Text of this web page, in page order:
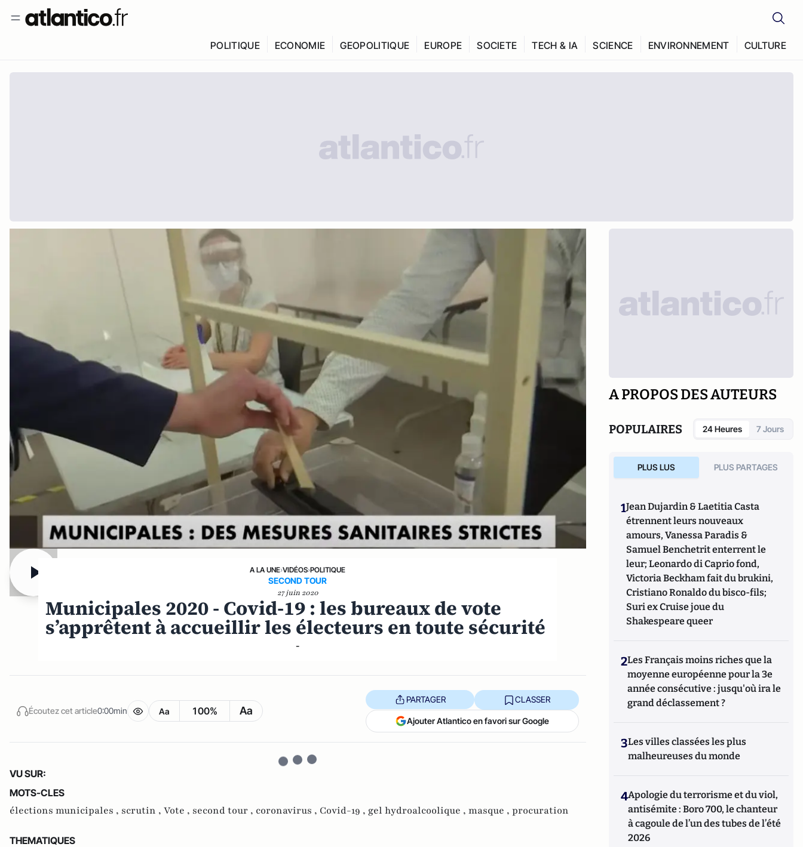
POLITIQUE ECONOMIE GEOPOLITIQUE EUROPE SOCIETE TECH & IA SCIENCE ENVIRONNEMENT CULTURE
A LA UNE›VIDÉOS›POLITIQUE
SECOND TOUR
27 juin 2020
Municipales 2020 - Covid-19 : les bureaux de vote
s’apprêtent à accueillir les électeurs en toute sécurité
-
Écoutez cet article0:00min Aa 100% Aa
PARTAGER CLASSER
Ajouter Atlantico en favori sur Google
VU SUR:
MOTS-CLES
élections municipales , scrutin , Vote , second tour , coronavirus , Covid-19 , gel hydroalcoolique , masque , procuration
THEMATIQUES
A PROPOS DES AUTEURS
POPULAIRES 24 Heures 7 Jours
PLUS LUS PLUS PARTAGES
1Jean Dujardin & Laetitia Casta
étrennent leurs nouveaux
amours, Vanessa Paradis &
Samuel Benchetrit enterrent le
leur; Leonardo di Caprio fond,
Victoria Beckham fait du brukini,
Cristiano Ronaldo du bisco-fils;
Suri ex Cruise joue du
Shakespeare queer
2Les Français moins riches que la
moyenne européenne pour la 3e
année consécutive : jusqu'où ira le
grand déclassement ?
3Les villes classées les plus
malheureuses du monde
4Apologie du terrorisme et du viol,
antisémite : Boro 700, le chanteur
à cagoule de l’un des tubes de l’été
2026